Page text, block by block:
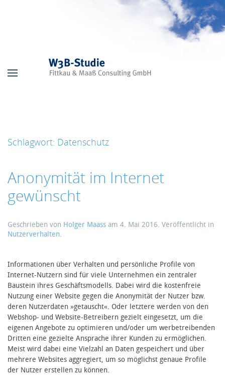
Schlagwort: Datenschutz
Anonymität im Internet
gewünscht
Geschrieben von Holger Maass am 4. Mai 2016. Veröffentlicht in
Nutzerverhalten.
Informationen über Verhalten und persönliche Profile von
Internet-Nutzern sind für viele Unternehmen ein zentraler
Baustein ihres Geschäftsmodells. Dabei wird die kostenfreie
Nutzung einer Website gegen die Anonymität der Nutzer bzw.
deren Nutzerdaten »getauscht«. Oder letztere werden von den
Webshop- und Website-Betreibern gezielt eingesetzt, um die
eigenen Angebote zu optimieren und/oder um werbetreibenden
Dritten eine gezielte Ansprache ihrer Kunden zu ermöglichen.
Meist wird dabei eine Vielzahl an Daten gespeichert und über
mehrere Websites aggregiert, um so möglichst genaue Profile
der Nutzer erstellen zu können.